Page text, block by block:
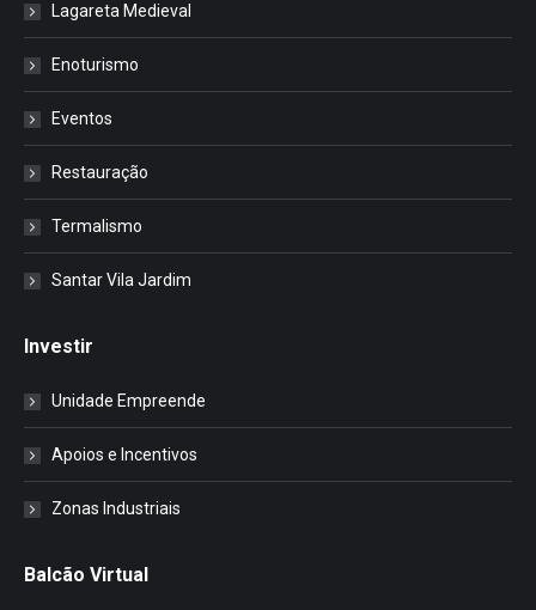
Lagareta Medieval
Enoturismo
Eventos
Restauração
Termalismo
Santar Vila Jardim
Investir
Unidade Empreende
Apoios e Incentivos
Zonas Industriais
Balcão Virtual